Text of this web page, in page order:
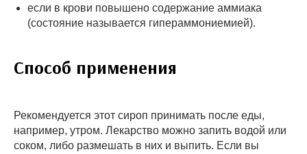
если в крови повышено содержание аммиака
(состояние называется гипераммониемией).
Способ применения
Рекомендуется этот сироп принимать после еды,
например, утром. Лекарство можно запить водой или
соком, либо размешать в них и выпить. Если вы